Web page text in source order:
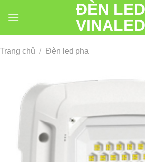
đến
ĐÈN LED
VINALED
Trang chủ / Đèn led pha